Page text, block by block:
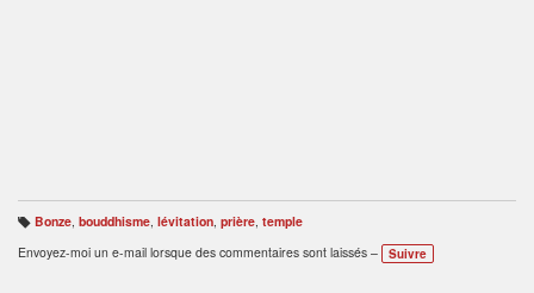
B
ali
s
Bonze, bouddhisme, lévitation, prière, temple
Envoyez-moi un e-mail lorsque des commentaires sont laissés –
Suivre